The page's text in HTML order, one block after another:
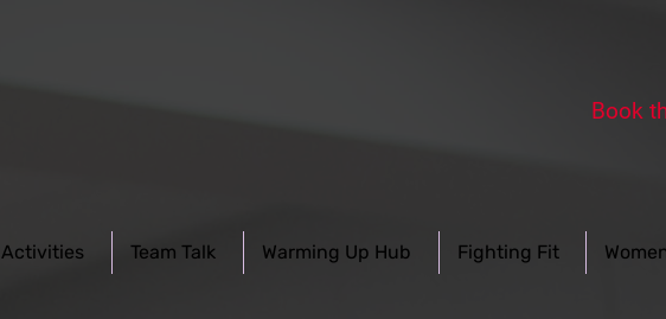
Book
Activities Team Talk Warming Up Hub Fighting Fit